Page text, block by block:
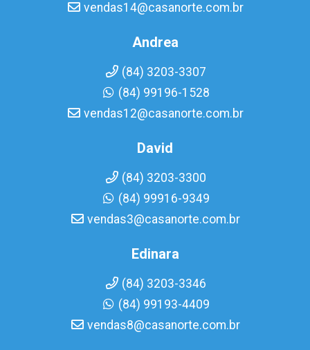
vendas14@casanorte.com.br
Andrea
(84) 3203-3307
(84) 99196-1528
vendas12@casanorte.com.br
David
(84) 3203-3300
(84) 99916-9349
vendas3@casanorte.com.br
Edinara
(84) 3203-3346
(84) 99193-4409
vendas8@casanorte.com.br